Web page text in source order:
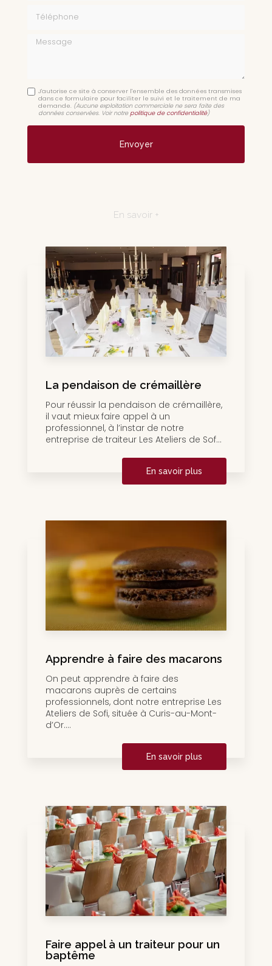
Message
J'autorise ce site à conserver l'ensemble des données transmises
dans ce formulaire pour faciliter le suivi et le traitement de ma
demande. (Aucune exploitation commerciale ne sera faite des
données conservées. Voir notre politique de confidentialité)
En savoir +
La pendaison de crémaillère
Pour réussir la pendaison de crémaillère,
il vaut mieux faire appel à un
professionnel, à l’instar de notre
entreprise de traiteur Les Ateliers de Sof...
En savoir plus
Apprendre à faire des macarons
On peut apprendre à faire des
macarons auprès de certains
professionnels, dont notre entreprise Les
Ateliers de Sofi, située à Curis-au-Mont-
d’Or....
En savoir plus
Faire appel à un traiteur pour un
baptême